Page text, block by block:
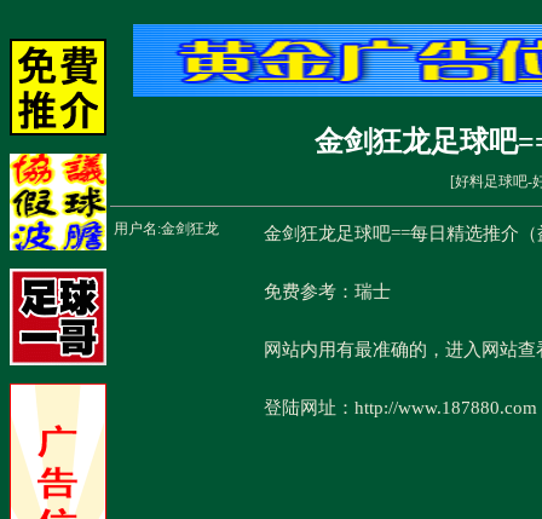
金剑狂龙足球吧
[好料足球吧-
用户名:金剑狂龙 金剑狂龙足球吧==每日精选推介
免费参考：瑞士
网站内用有最准确的，进入网站
登陆网址：http://www.187880.com